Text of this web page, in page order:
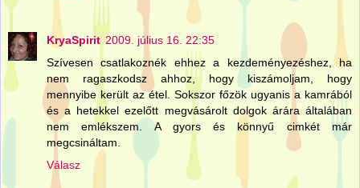
KryaSpirit 2009. július 16. 22:35
Szívesen csatlakoznék ehhez a kezdeményezéshez, ha
nem ragaszkodsz ahhoz, hogy kiszámoljam, hogy
mennyibe került az étel. Sokszor főzök ugyanis a kamrából
és a hetekkel ezelőtt megvásárolt dolgok árára általában
nem emlékszem. A gyors és könnyű cimkét már
megcsináltam.
Válasz